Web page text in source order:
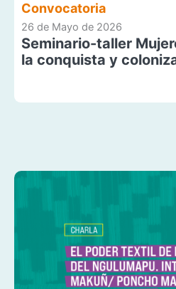
Convocatoria
26 de Mayo de 2026
Seminario-taller
la conquista y